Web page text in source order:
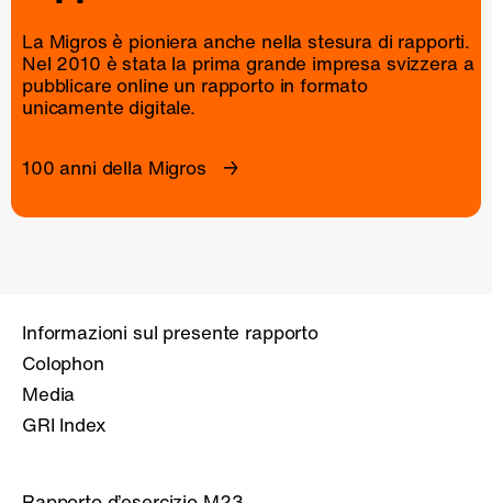
La Migros è pioniera anche nella stesura di rapporti.
Nel 2010 è stata la prima grande impresa svizzera a
pubblicare online un rapportoin formato
unicamente digitale.
100 anni della Migros
Informazioni sul presente rapporto
Colophon
Media
GRI Index